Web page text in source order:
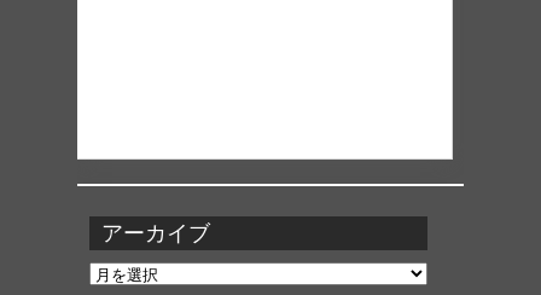
アーカイブ
ア